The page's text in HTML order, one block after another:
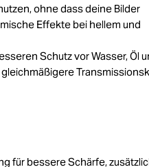
ohne dass deine Bilder
Effekte bei hellem und
Schutz vor Wasser, Öl
für bessere Schärfe,